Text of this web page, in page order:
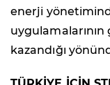
enerji
kazandığı